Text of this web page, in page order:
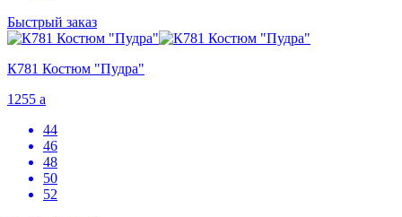
Быстрый заказ
К781 Костюм "Пудра"
1255 a
44
46
48
50
52